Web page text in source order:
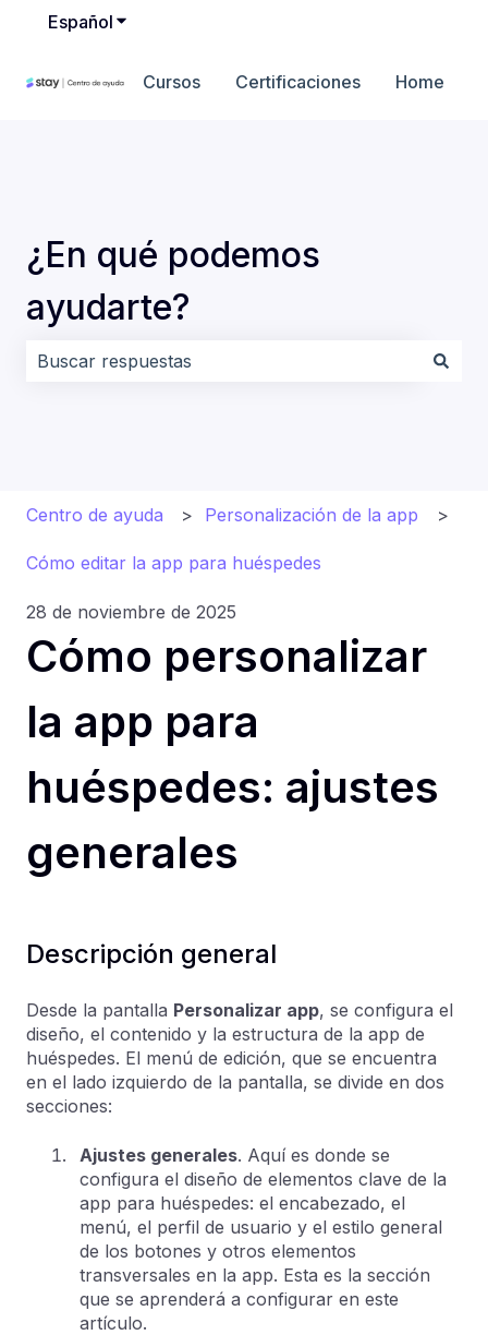
Español Traducciones de Mostrar submenú de
Cursos Certificaciones Home
¿En qué podemos
ayudarte?
Centro de ayuda Personalización de la app
Cómo editar la app para huéspedes
28 de noviembre de 2025
Cómo personalizar
la app para
huéspedes: ajustes
generales
Descripción general
Desde la pantalla Personalizar app, se configura el
diseño, el contenido y la estructura de la app de
huéspedes. El menú de edición, que se encuentra
en el lado izquierdo de la pantalla, se divide en dos
secciones:
Ajustes generales. Aquí es donde se
configura el diseño de elementos clave de la
app para huéspedes: el encabezado, el
menú, el perfil de usuario y el estilo general
de los botones y otros elementos
transversales en la app. Esta es la sección
que se aprenderá a configurar en este
artículo.